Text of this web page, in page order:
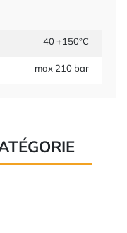
-40 +150°C
max 210 bar